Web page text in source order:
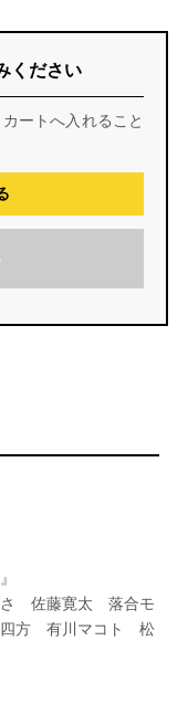
ください
ートへ入れること
さ 佐藤寛太 落合モ
方 有川マコト 松